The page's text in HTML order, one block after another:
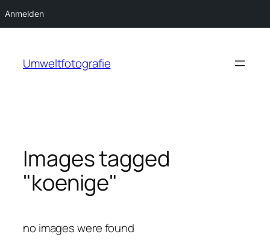
Anmelden
springen
Umweltfotografie
Images tagged
"koenige"
no images were found